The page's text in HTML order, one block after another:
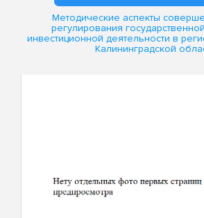
Методические аспекты
регулирования
инвестиционной деятельности в
Калининградской